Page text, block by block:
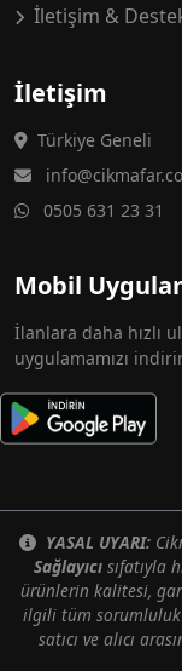
İletişim &
İletişim
Türkiye Geneli
0505 631 23 31
Mobil
İlanlara daha hızlı
uygulamamızı
YASAL UYARI:
Sağlayıcısıfatıyla
ürünlerin kalitesi,
ilgili tüm
satıcı ve alıcı